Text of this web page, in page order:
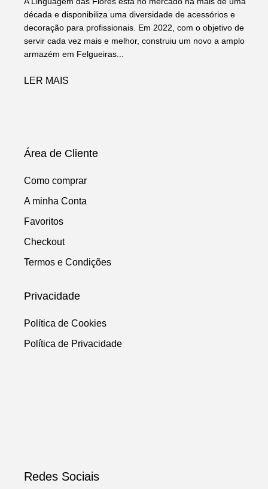
década e disponibiliza uma diversidade de acessórios e
decoração para profissionais. Em 2022, com o objetivo de
servir cada vez mais e melhor, construiu um novo a amplo
armazém em Felgueiras...
LER MAIS
Área de Cliente
Como comprar
A minha Conta
Favoritos
Checkout
Termos e Condições
Privacidade
Política de Cookies
Política de Privacidade
Redes Sociais